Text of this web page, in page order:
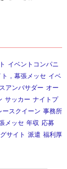
イベントコンパニ
，幕張メッセ イベ
アンバサダー オー
サッカー ナイトプ
ースクイーン 事務所
メッセ 年収 応募
サイト 派遣 福利厚